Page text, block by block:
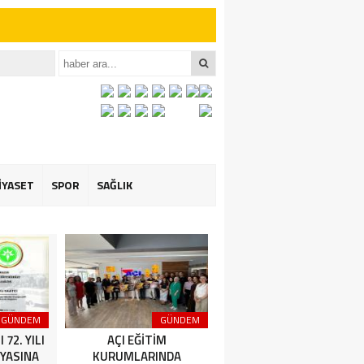
İçin Anlamlı
SPOR SAĞLIK
GÜNDEM
72. YILI
GÜNDEM
AÇI EĞİTİM
KURUMLARINDA